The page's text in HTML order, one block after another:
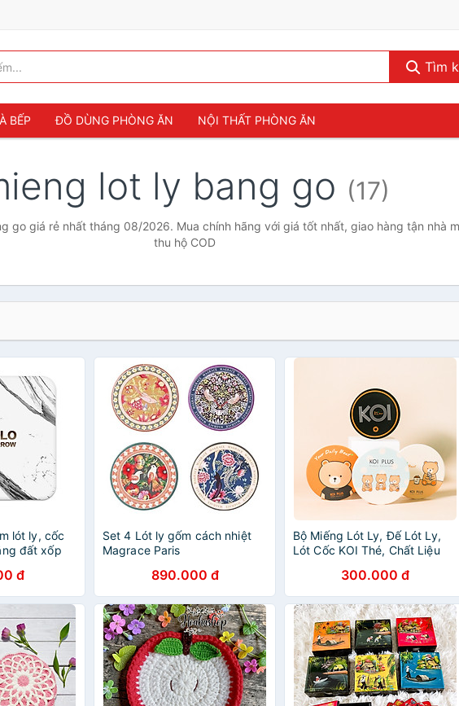
Tìm
BẾP ĐỒ DÙNG PHÒNG ĂN NỘI THẤT PHÒNG ĂN
lot ly bang go (17)
go giá rẻ nhất tháng 08/2026. Mua chính hãng với giá tốt nhất, giao hàng tận nhà
thu hộ COD
lót ly, cốc
đất xốp
đ
Set 4 Lót ly gốm cách nhiệt
Magrace Paris
890.000 đ
Bộ Miếng Lót Ly, Đế Lót Ly,
Lót Cốc KOI Thé, Chất Liệu
BB Bear Ceramic Drink
Coasters
300.000 đ